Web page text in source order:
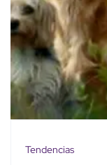
Tendencias